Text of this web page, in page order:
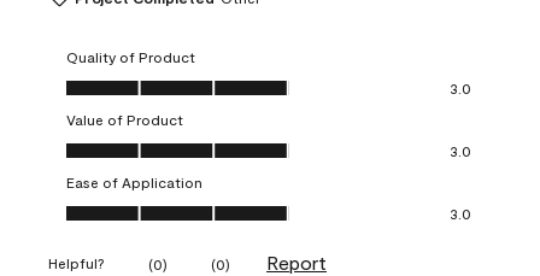
Quality of Product
Quality of Product, 3.0 out of 5
3.0
Value of Product
Value of Product, 3.0 out of 5
3.0
Ease of Application
Ease of Application, 3.0 out of 5
3.0
Helpful? (0) (0) Report